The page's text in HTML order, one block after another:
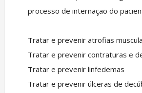
processo de internação do
Tratar e prevenir atrofias
Tratar e prevenir contraturas e
Tratar e prevenir linfedemas
Tratar e prevenir úlceras de